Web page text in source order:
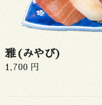
雅(みやび)
1,700 円